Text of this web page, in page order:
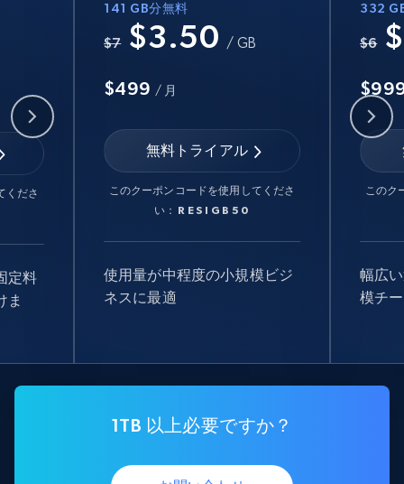
くださ
定料
ま
141 GB分無料
$7 $3.50 / GB
$499 / 月
無料トライアル
このクーポンコードを使用してくださ
い：
RESIGB50
使用量が中程度の小規模ビジ
ネスに最適
332
$6
このク
幅広
模チ
1TB 以上必要ですか？